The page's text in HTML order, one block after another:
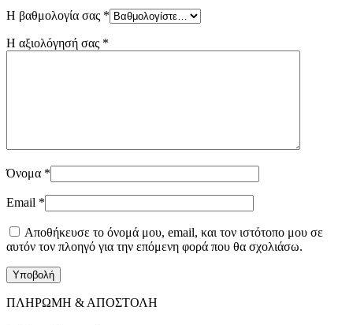
Η βαθμολογία σας *
Η αξιολόγησή σας *
Όνομα *
Email *
Αποθήκευσε το όνομά μου, email, και τον ιστότοπο μου σε
αυτόν τον πλοηγό για την επόμενη φορά που θα σχολιάσω.
ΠΛΗΡΩΜΗ & ΑΠΟΣΤΟΛΗ